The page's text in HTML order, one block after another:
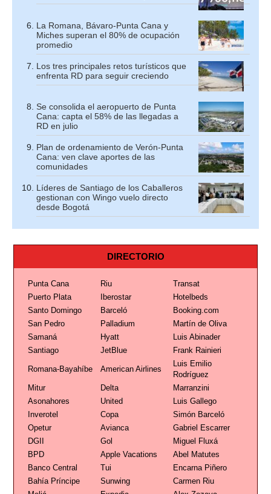
La Romana, Bávaro-Punta Cana y
Miches superan el 80% de ocupación
promedio
Los tres principales retos turísticos que
enfrenta RD para seguir creciendo
Se consolida el aeropuerto de Punta
Cana: capta el 58% de las llegadas a
RD en julio
Plan de ordenamiento de Verón-Punta
Cana: ven clave aportes de las
comunidades
Líderes de Santiago de los Caballeros
gestionan con Wingo vuelo directo
desde Bogotá
DIRECTORIO
Punta Cana Riu
Transat
Puerto Plata
Iberostar
Hotelbeds
Santo Domingo
Barceló
Booking.com
San Pedro
Palladium
Martín de Oliva
Samaná
Hyatt
Luis Abinader
Santiago
JetBlue Frank Rainieri
Romana-Bayahíbe American Airlines
Luis Emilio
Rodríguez
Mitur
Delta
Marranzini
Asonahores
United
Luis Gallego
Inverotel
Copa
Simón Barceló
Opetur
Avianca
Gabriel Escarrer
DGII
Gol
Miguel Fluxá
BPD
Apple Vacations
Abel Matutes
Banco Central
Tui
Encarna Piñero
Bahía Príncipe
Sunwing
Carmen Riu